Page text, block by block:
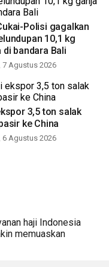
Polisi gagalkan
10,1 kg
di bandara Bali
7 Agustus 2026
3,5 ton salak
ke China
6 Agustus 2026